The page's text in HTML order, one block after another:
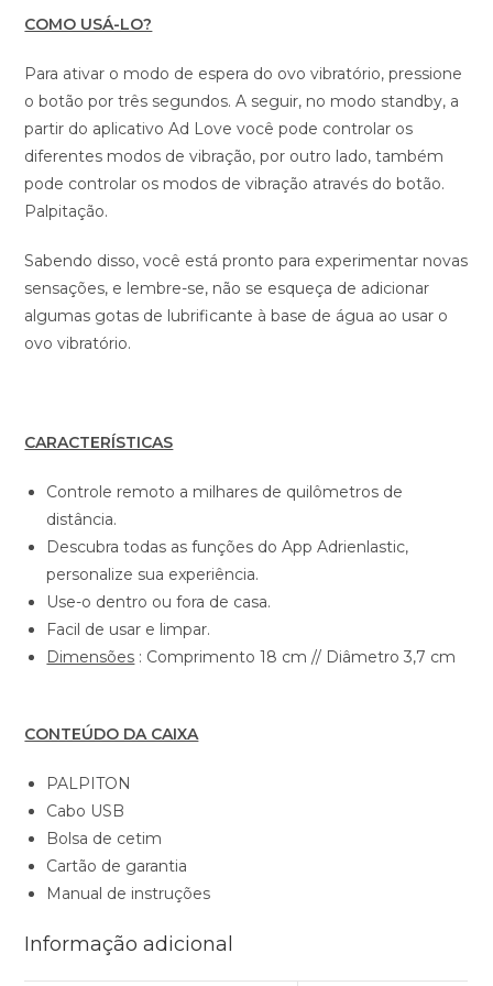
COMO USÁ-LO?
Para ativar o modo de espera do ovo vibratório, pressione
o botão por três segundos. A seguir, no modo standby, a
partir do aplicativo Ad Love você pode controlar os
diferentes modos de vibração, por outro lado, também
pode controlar os modos de vibração através do botão.
Palpitação.
Sabendo disso, você está pronto para experimentar novas
sensações, e lembre-se, não se esqueça de adicionar
algumas gotas de lubrificante à base de água ao usar o
ovo vibratório.
CARACTERÍSTICAS
Controle remoto a milhares de quilômetros de
distância.
Descubra todas as funções do App Adrienlastic,
personalize sua experiência.
Use-o dentro ou fora de casa.
Facil de usar e limpar.
Dimensões : Comprimento 18 cm // Diâmetro 3,7 cm
CONTEÚDO DA CAIXA
PALPITON
Cabo USB
Bolsa de cetim
Cartão de garantia
Manual de instruções
Informação adicional